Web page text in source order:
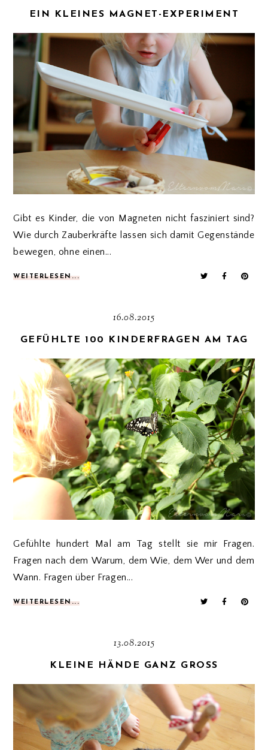
EIN KLEINES MAGNET-EXPERIMENT
Gibt es Kinder, die von Magneten nicht fasziniert sind?
Wie durch Zauberkräfte lassen sich damit Gegenstände
bewegen, ohne einen...
WEITERLESEN...
16.08.2015
GEFÜHLTE 100 KINDERFRAGEN AM TAG
Gefühlte hundert Mal am Tag stellt sie mir Fragen.
Fragen nach dem Warum, dem Wie, dem Wer und dem
Wann. Fragen über Fragen...
WEITERLESEN...
13.08.2015
KLEINE HÄNDE GANZ GROSS